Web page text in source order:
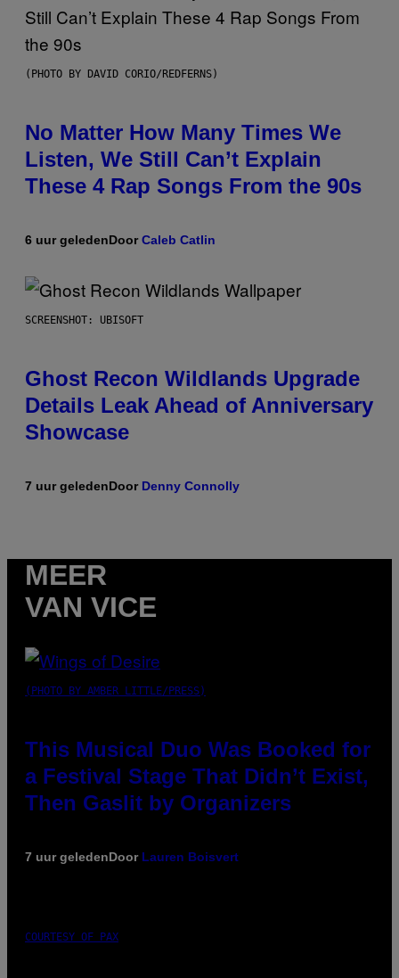
(PHOTO BY DAVID CORIO/REDFERNS)
No Matter How Many Times We
Listen, We Still Can’t Explain
These 4 Rap Songs From the 90s
6 uur geledenDoorCaleb Catlin
SCREENSHOT: UBISOFT
Ghost Recon Wildlands Upgrade
Details Leak Ahead of Anniversary
Showcase
7 uur geledenDoor Denny Connolly
MEER
VAN VICE
(PHOTO BY AMBER LITTLE/PRESS)
This Musical Duo Was Booked for
a Festival Stage That Didn’t Exist,
Then Gaslit by Organizers
7 uur geledenDoor Lauren Boisvert
COURTESY OF PAX